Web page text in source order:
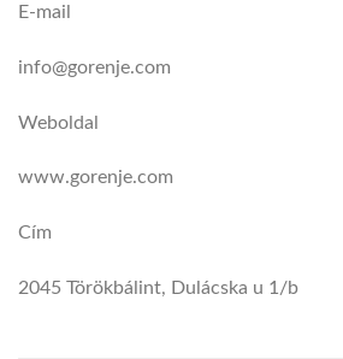
E-mail
info@gorenje.com
Weboldal
www.gorenje.com
Cím
2045 Törökbálint, Dulácska u 1/b